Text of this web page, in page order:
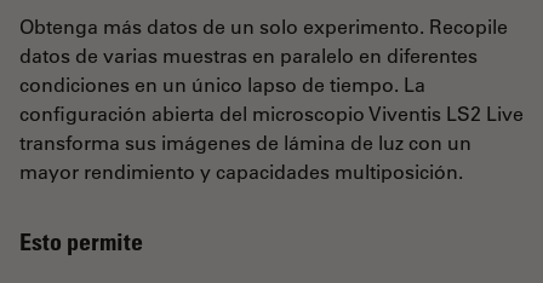
Obtenga más datos de un solo experimento. Recopile
datos de varias muestras en paralelo en diferentes
condiciones en un único lapso de tiempo. La
configuración abierta del microscopio Viventis LS2 Live
transforma sus imágenes de lámina de luz con un
mayor rendimiento y capacidades multiposición.
Esto permite